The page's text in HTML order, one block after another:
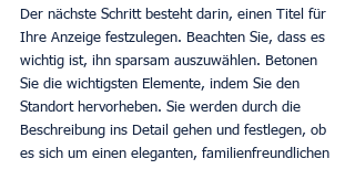
Der nächste Schritt besteht darin, einen Titel für
Ihre Anzeige festzulegen. Beachten Sie, dass es
wichtig ist, ihn sparsam auszuwählen. Betonen
Sie die wichtigsten Elemente, indem Sie den
Standort hervorheben. Sie werden durch die
Beschreibung ins Detail gehen und festlegen, ob
es sich um einen eleganten, familienfreundlichen